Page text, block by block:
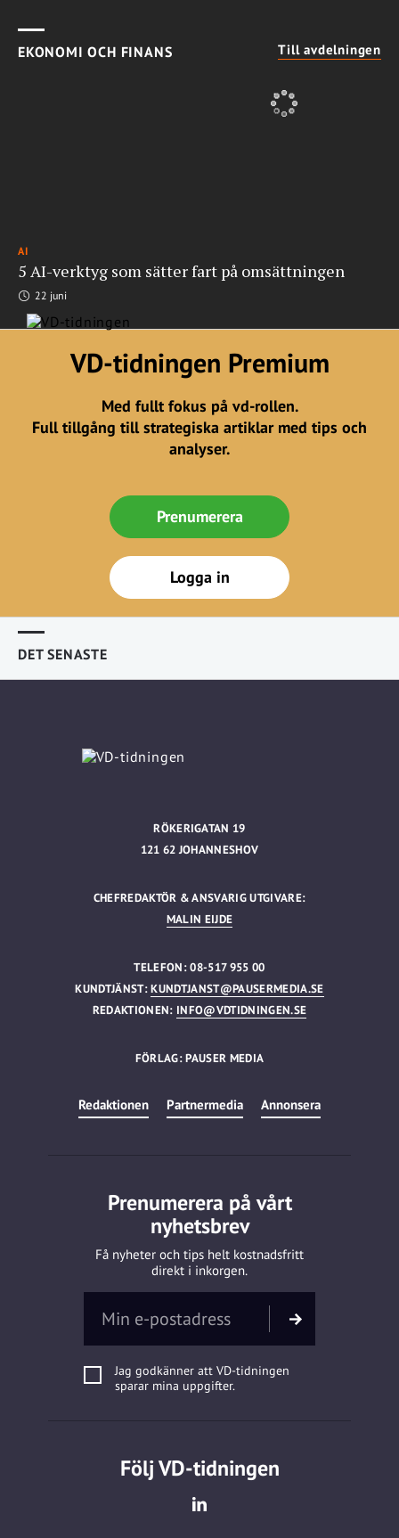
EKONOMI OCH FINANS Till avdelningen
AI
5 AI-verktyg som sätter fart på omsättningen
22 juni
VD-tidningen Premium
Med fullt fokus på vd-rollen.
Full tillgång till strategiska artiklar med tips och
analyser.
Prenumerera
Logga in
DET SENASTE
RÖKERIGATAN 19
121 62 JOHANNESHOV
CHEFREDAKTÖR & ANSVARIG UTGIVARE:
MALIN EIJDE
TELEFON: 08-517 955 00
KUNDTJÄNST:KUNDTJANST@PAUSERMEDIA.SE
REDAKTIONEN: INFO@VDTIDNINGEN.SE
FÖRLAG: PAUSER MEDIA
Redaktionen Partnermedia Annonsera
Prenumerera på vårt
nyhetsbrev
Få nyheter och tips helt kostnadsfritt
direkt i inkorgen.
Jag godkänner att VD-tidningen
sparar mina uppgifter.
Följ VD-tidningen